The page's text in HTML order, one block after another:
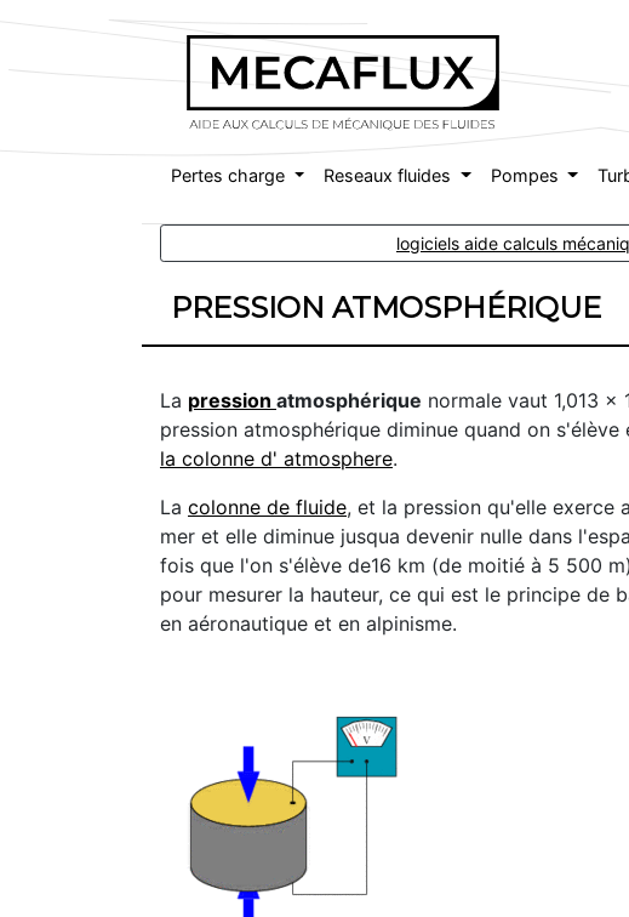
Pertes charge Reseaux fluides Pompes
logiciels aide calculs
PRESSION ATMOSPHÉRIQUE
La pression atmosphérique normale vaut 1,013 x
pression atmosphérique diminue quand on s'élève
la colonne d' atmosphere.
La colonne de fluide, et la pression qu'elle exerce
mer et elle diminue jusqua devenir nulle dans
fois que l'on s'élève de16 km (de moitié à 5 500
pour mesurer la hauteur, ce qui est le principe de
en aéronautique et en alpinisme.